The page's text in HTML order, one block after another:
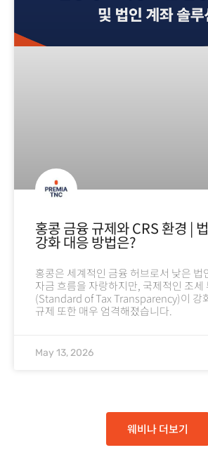
홍콩 금융 규제와 CRS 환경 |
강화 대응 방법은?
홍콩은 세계적인 금융 허브로서 낮은 법
자금 흐름을 자랑하지만, 국제적인 조세
(Standard of Tax Transparency)이 강
규제 또한 매우 엄격해졌습니다.
May 13, 2026
웨비나 더보기